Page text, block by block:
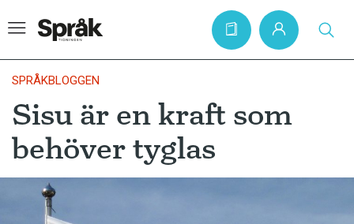
Hem
Artiklar
Krönikor
Språkfrågor
SPRÅKBLOGGEN
Sisu är en kraft som
behöver tyglas